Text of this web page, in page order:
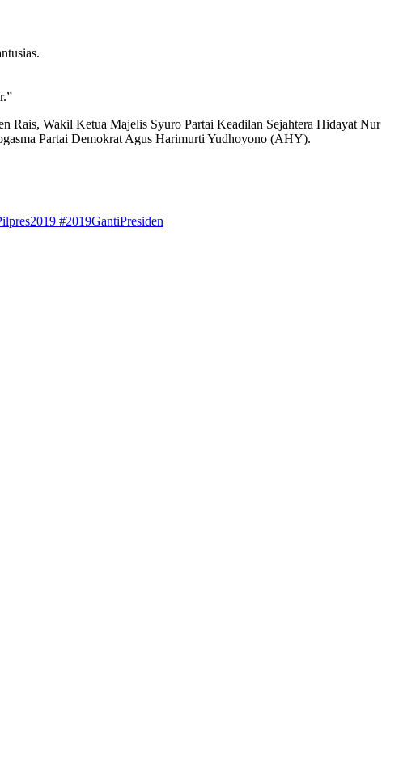
Rais, Wakil Ketua Majelis Syuro Partai Keadilan Sejahtera Hidayat Nur
Partai Demokrat Agus Harimurti Yudhoyono (AHY).
#2019GantiPresiden